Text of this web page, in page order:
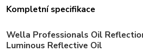
Kompletní specifikace
Wella Professionals Oil
Luminous Reflective Oil